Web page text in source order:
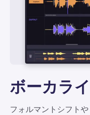
ボーカラ
フォルマントシフト